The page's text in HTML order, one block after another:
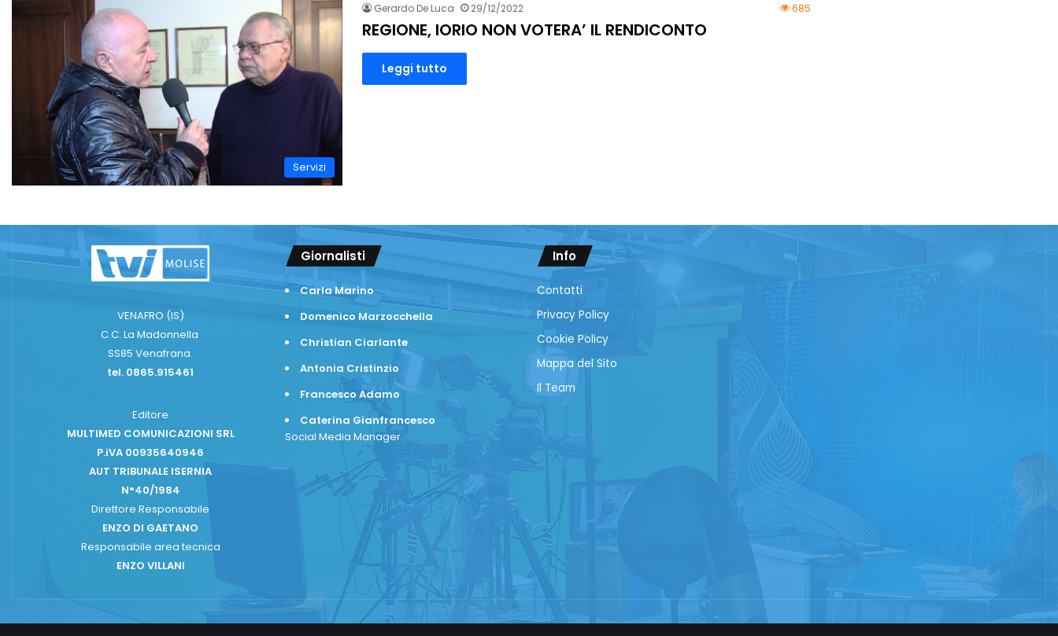
Servizi
Gerardo De Luca 29/12/2022 685
REGIONE, IORIO NON VOTERA’ IL RENDICONTO
Leggi tutto
VENAFRO (IS)
C.C. La Madonnella
SS85 Venafrana.
tel. 0865.915461
Editore
MULTIMED COMUNICAZIONI SRL
P.iVA 00935640946
AUT TRIBUNALE ISERNIA
N°40/1984
Direttore Responsabile
ENZO DI GAETANO
Responsabile area tecnica
ENZO VILLANI
Giornalisti
Carla Marino
Domenico Marzocchella
Christian Ciarlante
Antonia Cristinzio
Francesco Adamo
Caterina Gianfrancesco
Social Media Manager
Info
Contatti
Privacy Policy
Cookie Policy
Mappa del Sito
Il Team